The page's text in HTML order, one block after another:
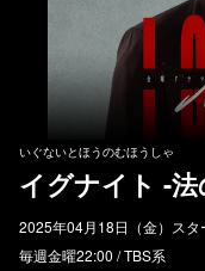
いぐないとほうのむほうしゃ
イグナイト -
2025年04月18日（金）スタ
毎週金曜22:00 / TBS系